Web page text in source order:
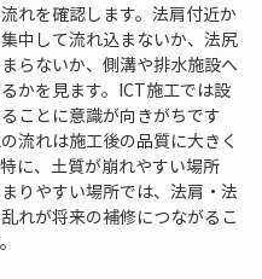
れを確認します。法肩付近か
中して流れ込まないか、法尻
らないか、側溝や排水施設へ
かを見ます。ICT施工では設
ことに意識が向きがちです
流れは施工後の品質に大きく
に、土質が崩れやすい場所
りやすい場所では、法肩・法
れが将来の補修につながるこ